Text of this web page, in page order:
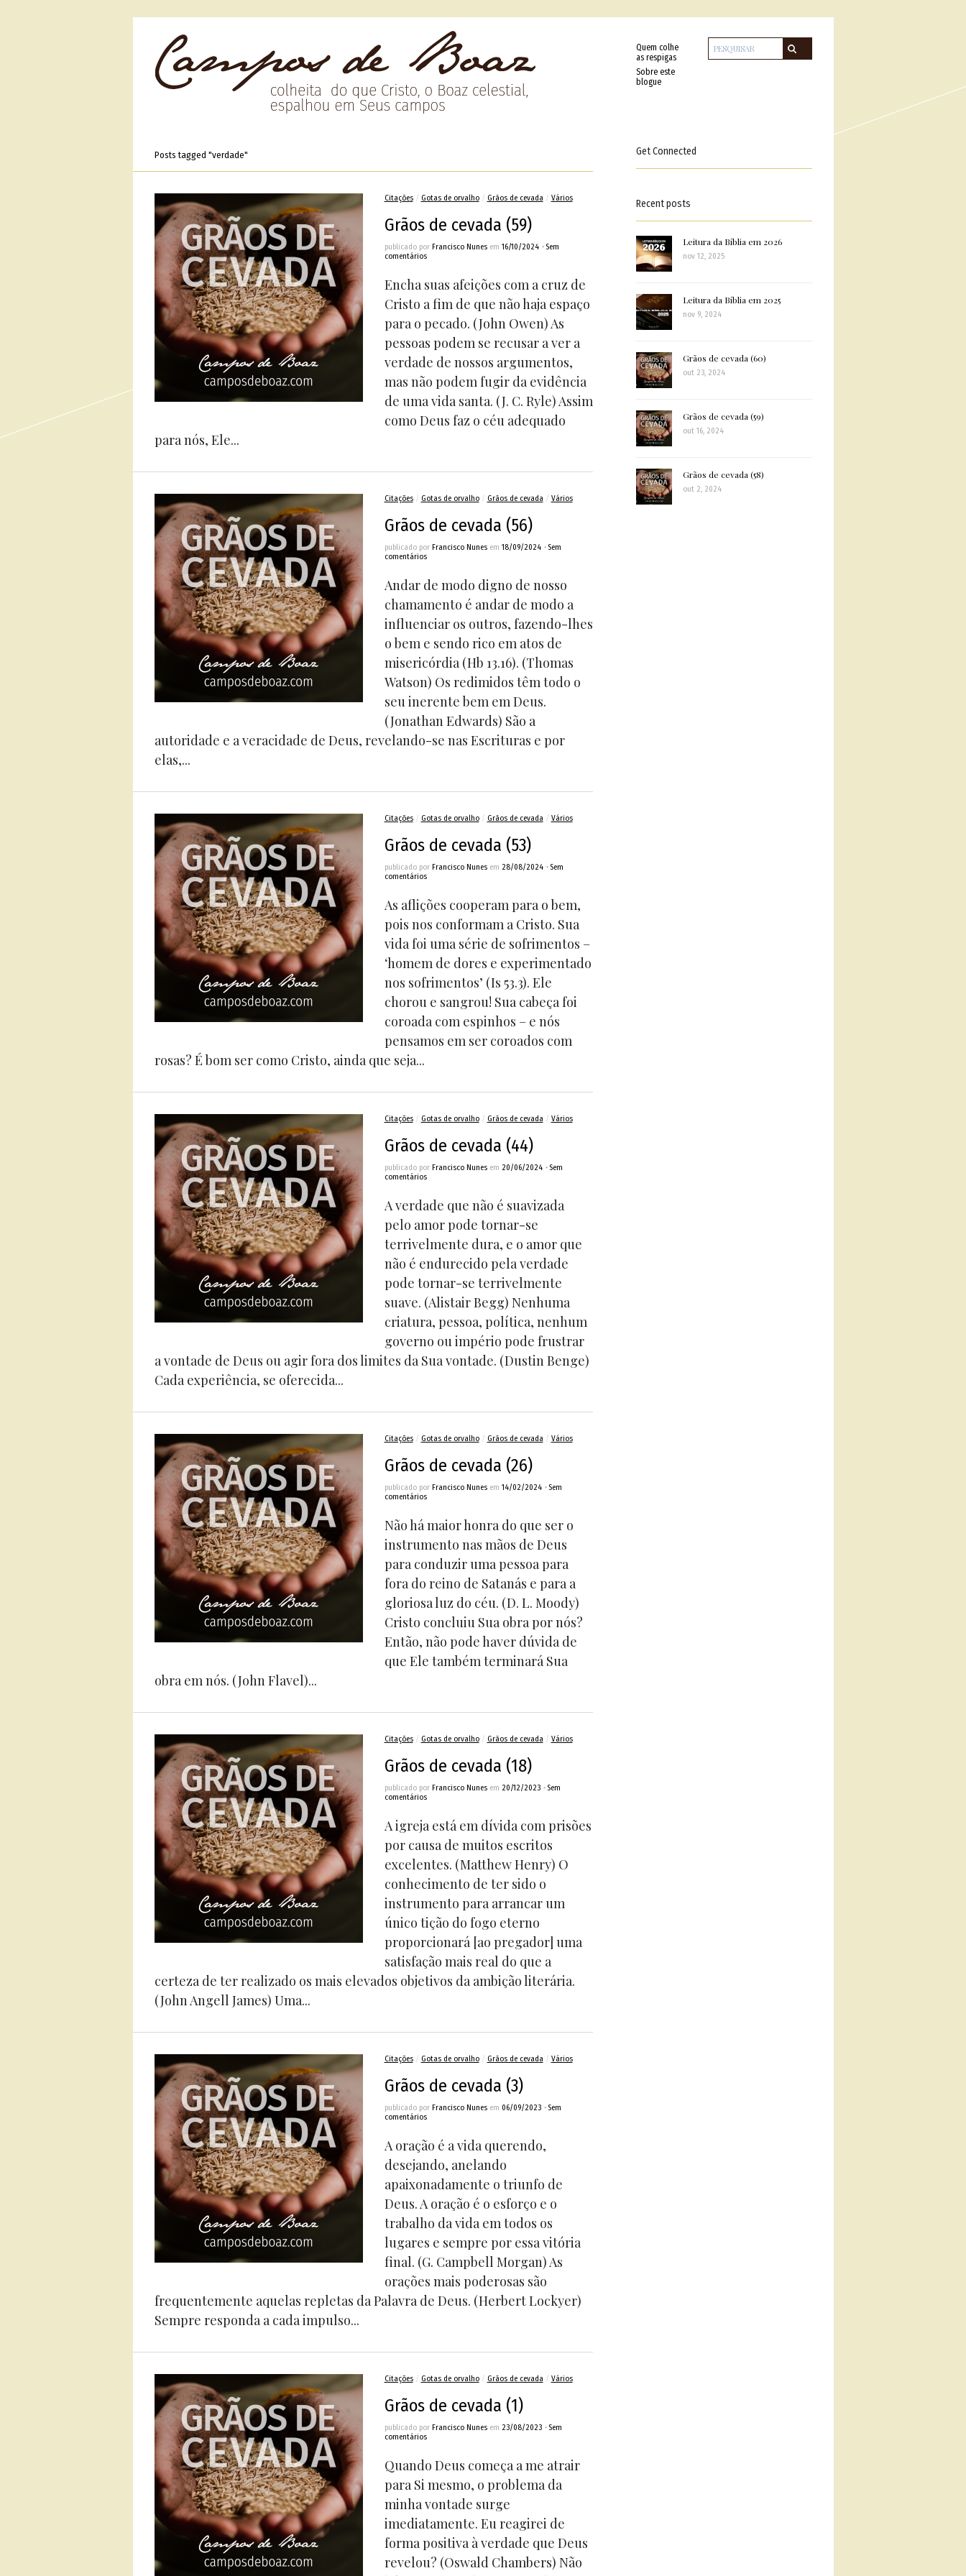
Quem colhe
as respigas
Sobre este
blogue
Posts tagged "verdade"
Citações/ Gotas de orvalho/ Grãos de cevada/ Vários
Grãos de cevada (59)
publicado por Francisco Nunesem 16/10/2024 • Sem
comentários
Encha suas afeições com a cruz de
Cristo a fim de que não haja espaço
para o pecado. (John Owen) As
pessoas podem se recusar a ver a
verdade de nossos argumentos,
mas não podem fugir da evidência
de uma vida santa. (J. C. Ryle) Assim
como Deus faz o céu adequado
para nós, Ele...
Citações/ Gotas de orvalho/ Grãos de cevada/ Vários
Grãos de cevada (56)
publicado por Francisco Nunesem 18/09/2024 • Sem
comentários
Andar de modo digno de nosso
chamamento é andar de modo a
influenciar os outros, fazendo-lhes
o bem e sendo rico em atos de
misericórdia (Hb 13.16). (Thomas
Watson) Os redimidos têm todo o
seu inerente bem em Deus.
(Jonathan Edwards) São a
autoridade e a veracidade de Deus, revelando-se nas Escrituras e por
elas,...
Citações/ Gotas de orvalho/ Grãos de cevada/ Vários
Grãos de cevada (53)
publicado por Francisco Nunesem 28/08/2024 • Sem
comentários
As aflições cooperam para o bem,
pois nos conformam a Cristo. Sua
vida foi uma série de sofrimentos –
‘homem de dores e experimentado
nos sofrimentos’ (Is 53.3). Ele
chorou e sangrou! Sua cabeça foi
coroada com espinhos – e nós
pensamos em ser coroados com
rosas? É bom ser como Cristo, ainda que seja...
Citações/ Gotas de orvalho/ Grãos de cevada/ Vários
Grãos de cevada (44)
publicado por Francisco Nunesem 20/06/2024 • Sem
comentários
A verdade que não é suavizada
pelo amor pode tornar-se
terrivelmente dura, e o amor que
não é endurecido pela verdade
pode tornar-se terrivelmente
suave. (Alistair Begg) Nenhuma
criatura, pessoa, política, nenhum
governo ou império pode frustrar
a vontade de Deus ou agir fora dos limites da Sua vontade. (Dustin Benge)
Cada experiência, se oferecida...
Citações/ Gotas de orvalho/ Grãos de cevada/ Vários
Grãos de cevada (26)
publicado por Francisco Nunesem 14/02/2024 • Sem
comentários
Não há maior honra do que ser o
instrumento nas mãos de Deus
para conduzir uma pessoa para
fora do reino de Satanás e para a
gloriosa luz do céu. (D. L. Moody)
Cristo concluiu Sua obra por nós?
Então, não pode haver dúvida de
que Ele também terminará Sua
obra em nós. (John Flavel)...
Citações/ Gotas de orvalho/ Grãos de cevada/ Vários
Grãos de cevada (18)
publicado por Francisco Nunesem 20/12/2023 • Sem
comentários
A igreja está em dívida com prisões
por causa de muitos escritos
excelentes. (Matthew Henry) O
conhecimento de ter sido o
instrumento para arrancar um
único tição do fogo eterno
proporcionará [ao pregador] uma
satisfação mais real do que a
certeza de ter realizado os mais elevados objetivos da ambição literária.
(John Angell James) Uma...
Citações/ Gotas de orvalho/ Grãos de cevada/ Vários
Grãos de cevada (3)
publicado por Francisco Nunesem 06/09/2023 • Sem
comentários
A oração é a vida querendo,
desejando, anelando
apaixonadamente o triunfo de
Deus. A oração é o esforço e o
trabalho da vida em todos os
lugares e sempre por essa vitória
final. (G. Campbell Morgan) As
orações mais poderosas são
frequentemente aquelas repletas da Palavra de Deus. (Herbert Lockyer)
Sempre responda a cada impulso...
Citações/ Gotas de orvalho/ Grãos de cevada/ Vários
Grãos de cevada (1)
publicado por Francisco Nunesem 23/08/2023 • Sem
comentários
Quando Deus começa a me atrair
para Si mesmo, o problema da
minha vontade surge
imediatamente. Eu reagirei de
forma positiva à verdade que Deus
revelou? (Oswald Chambers) Não
Get Connected
Recent posts
Leitura da Bíblia em 2026
nov 12, 2025
Leitura da Bíblia em 2025
nov 9, 2024
Grãos de cevada (60)
out 23, 2024
Grãos de cevada (59)
out 16, 2024
Grãos de cevada (58)
out 2, 2024